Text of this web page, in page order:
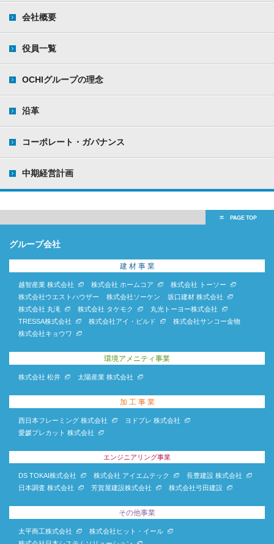
会社概要
役員一覧
OCHIグループの理念
沿革
コーポレート・ガバナンス
中期経営計画
グループ会社
建 材 事 業
越智産業 株式会社 株式会社 ホームコア
株式会社 トーソー
株式会社ウエストハウザー
株式会社ソーケン
坂口建材 株式会社
株式会社 丸滝
株式会社 タケモク
丸光トーヨー株式会社
TRESSA株式会社
株式会社アイ・ビルド
株式会社サンコー金物
株式会社キョウワ
環境アメニティ事業
株式会社 松井 太陽産業 株式会社
加 工 事 業
西日本フレーミング 株式会社
ヨドプレ 株式会社
愛媛プレカット 株式会社
エンジニアリング事業
DS TOKAI株式会社 株式会社 アイエムテック
長豊建設 株式会社
日本調査 株式会社
芳賀屋建設株式会社 株式会社弓田建設
その他事業
太平商工株式会社
株式会社ヒット・イール